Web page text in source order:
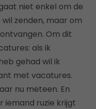
niet enkel om de
zenden, maar om
Om dit
als ik
gehad wil ik
met vacatures.
nu meteen. En
iemand ruzie krijgt